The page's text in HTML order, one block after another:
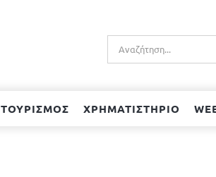
Αναζήτηση
για:
ΤΟΥΡΙΣΜΟΣ ΧΡΗΜΑΤΙΣΤΗΡΙΟ